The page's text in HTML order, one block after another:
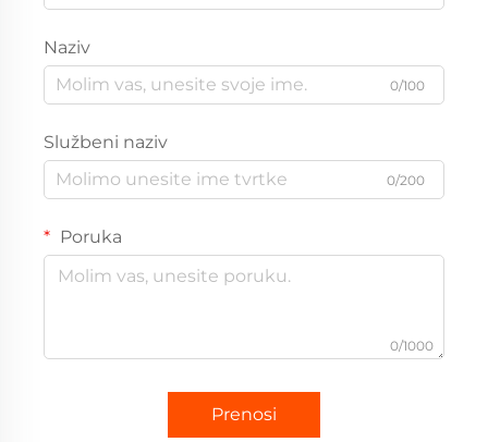
Naziv
0/100
Službeni naziv
0/200
Poruka
0/1000
Prenosi